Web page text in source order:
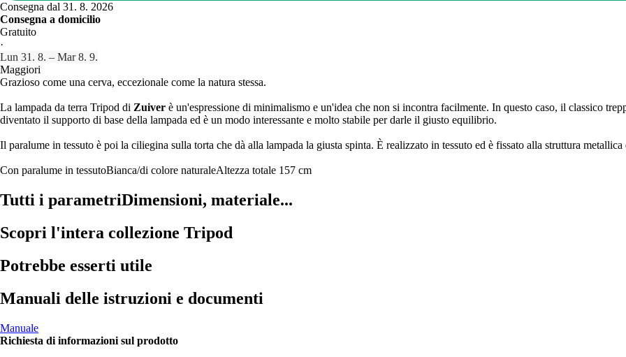
Consegna dal 31. 8. 2026
Consegna a domicilio
Gratuito
·
Lun 31. 8. – Mar 8. 9.
Maggiori
Grazioso come una cerva, eccezionale come la natura stessa.
La lampada da terra Tripod di Zuiver è un'espressione di minimalismo e un'idea che non si incontra facilmente. In questo caso, il classico
diventato il supporto di base della lampada ed è un modo interessante e molto stabile per darle il giusto equilibrio.
Il paralume in tessuto è poi la ciliegina sulla torta che dà alla lampada la giusta spinta. È realizzato in tessuto ed è fissato alla struttura
Con paralume in tessutoBianca/di colore naturaleAltezza totale 157 cm
Tutti i parametriDimensioni, materiale...
Scopri l'intera collezione Tripod
Potrebbe esserti utile
Manuali delle istruzioni e documenti
Manuale
Richiesta di informazioni sul prodotto